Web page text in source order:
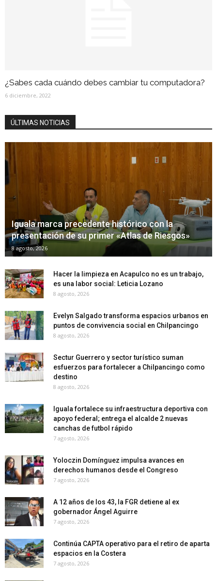
¿Sabes cada cuándo debes cambiar tu computadora?
6 diciembre, 2022
ÚLTIMAS NOTICIAS
Iguala marca precedente histórico con la
presentación de su primer «Atlas de Riesgos»
8 agosto, 2026
Hacer la limpieza en Acapulco no es un trabajo,
es una labor social: Leticia Lozano
8 agosto, 2026
Evelyn Salgado transforma espacios urbanos en
puntos de convivencia social en Chilpancingo
8 agosto, 2026
Sectur Guerrero y sector turístico suman
esfuerzos para fortalecer a Chilpancingo como
destino
8 agosto, 2026
Iguala fortalece su infraestructura deportiva con
apoyo federal; entrega el alcalde 2 nuevas
canchas de futbol rápido
7 agosto, 2026
Yoloczin Domínguez impulsa avances en
derechos humanos desde el Congreso
7 agosto, 2026
A 12 años de los 43, la FGR detiene al ex
gobernador Ángel Aguirre
7 agosto, 2026
Continúa CAPTA operativo para el retiro de aparta
espacios en la Costera
7 agosto, 2026